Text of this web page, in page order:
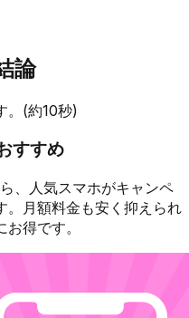
論
。(約10秒)
すすめ
、人気スマホがキャンペ
。月額料金も安く抑えられ
得です。